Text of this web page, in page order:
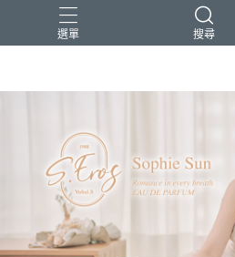
選單 搜尋
香水品牌故事